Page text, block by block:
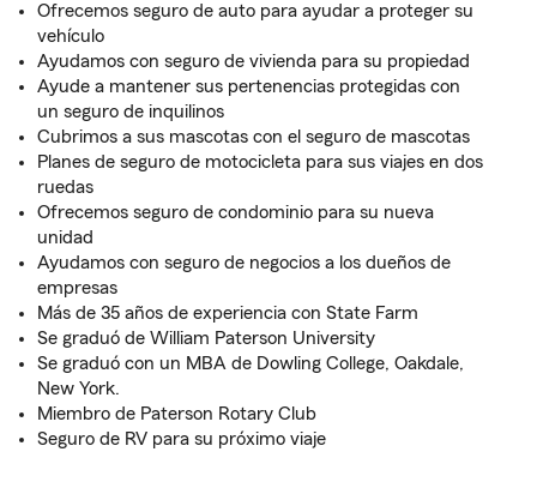
Ofrecemos seguro de auto para ayudar a proteger su
vehículo
Ayudamos con seguro de vivienda para su propiedad
Ayude a mantener sus pertenencias protegidas con
un seguro de inquilinos
Cubrimos a sus mascotas con el seguro de mascotas
Planes de seguro de motocicleta para sus viajes en dos
ruedas
Ofrecemos seguro de condominio para su nueva
unidad
Ayudamos con seguro de negocios a los dueños de
empresas
Más de 35 años de experiencia con State Farm
Se graduó de William Paterson University
Se graduó con un MBA de Dowling College, Oakdale,
New York.
Miembro de Paterson Rotary Club
Seguro de RV para su próximo viaje